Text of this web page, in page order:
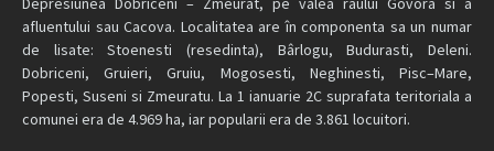
afluentului sau Cacova. Localitatea are în componenta sa un numar
de lisate: Stoenesti (resedinta), Bârlogu, Budurasti, Deleni.
Dobriceni, Gruieri, Gruiu, Mogosesti, Neghinesti, Pisc–Mare,
Popesti, Suseni si Zmeuratu. La 1 ianuarie 2C suprafata teritoriala a
comunei era de 4.969 ha, iar popularii era de 3.861 locuitori.